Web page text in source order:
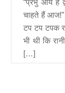
“प्रभु आये हैं
चाहते हैं आज!”
टप टप टपक
भी थी कि
[…]